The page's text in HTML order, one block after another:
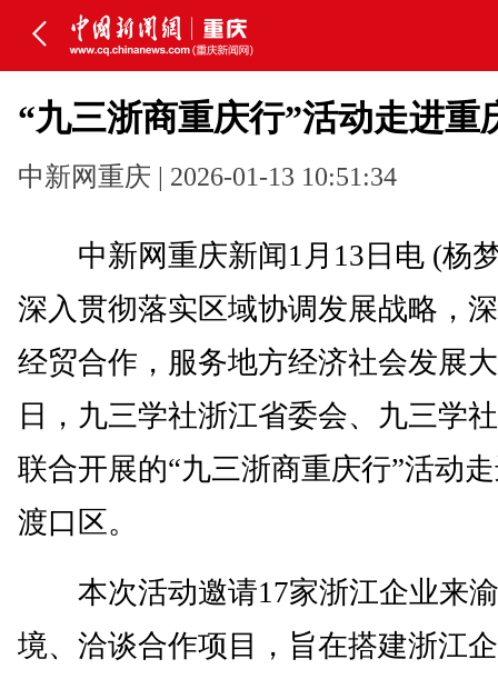
“九三浙商重庆行”活动走进重
中新网重庆 | 2026-01-13 10:51:34
中新网重庆新闻1月13日电 (杨
深入贯彻落实区域协调发展战略，
经贸合作，服务地方经济社会发展
日，九三学社浙江省委会、九三学
联合开展的“九三浙商重庆行”活动
渡口区。
本次活动邀请17家浙江企业来渝
境、洽谈合作项目，旨在搭建浙江